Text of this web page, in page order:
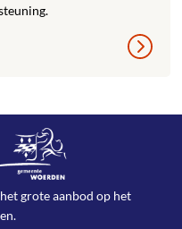
grote aanbod op het